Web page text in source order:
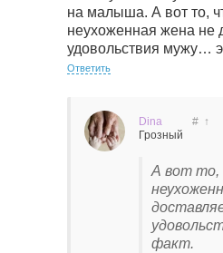
на малыша. А вот то,
неухоженная жена не
удовольствия мужу…
Ответить
Dina
Грозный
# ↑
А вот то,
факт.